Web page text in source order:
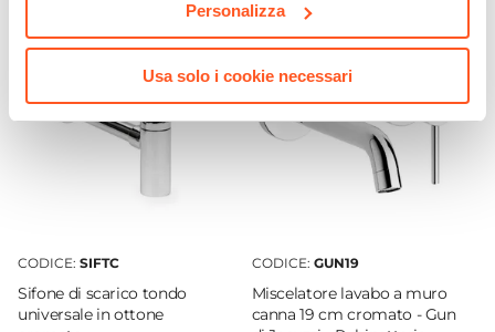
Personalizza
Usa solo i cookie necessari
Caratteristiche
Senza foro
Foro Troppopieno
Rubinetteria
Non inclusa
CODICE: SIFTC
Sifone di scarico tondo
universale in ottone
CODICE: GUN19
Miscelatore lavabo a muro
canna 19 cm cromato - Gun